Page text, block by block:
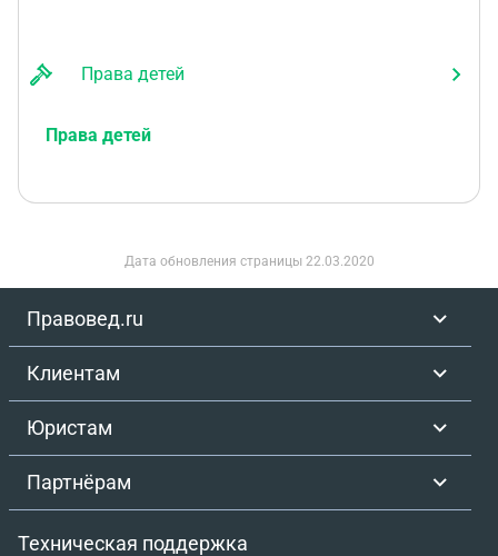
Права детей
Права детей
Дата обновления страницы 22.03.2020
Правовед.ru
Клиентам
Юристам
Партнёрам
Техническая поддержка